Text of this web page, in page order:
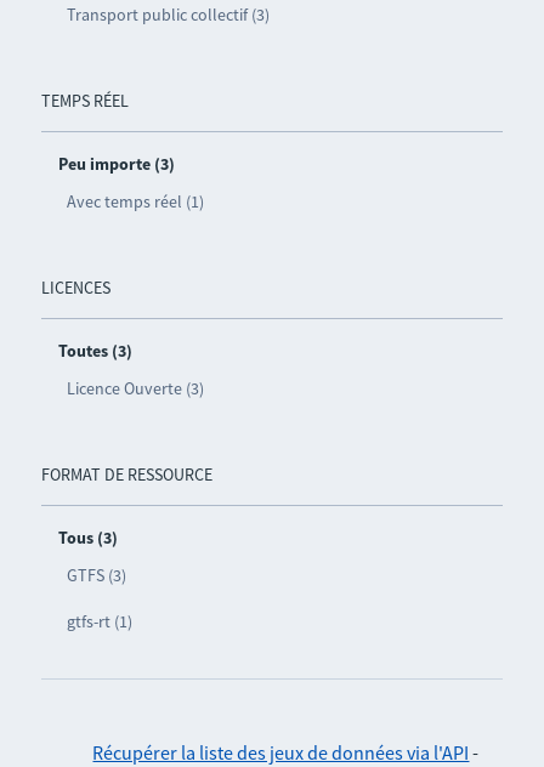
Transport public collectif (3)
TEMPS RÉEL
Peu importe (3)
Avec temps réel (1)
LICENCES
Toutes (3)
Licence Ouverte (3)
FORMAT DE RESSOURCE
Tous (3)
GTFS (3)
gtfs-rt (1)
Récupérer la liste des jeux de données via l'API -